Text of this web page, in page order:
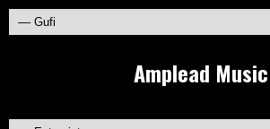
Amplead Music